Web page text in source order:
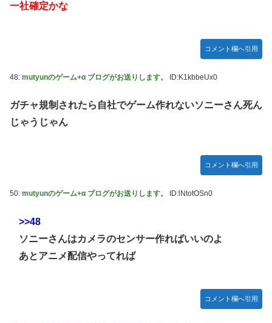
一社確定かな
コメント欄へ引用
48: mutyunのゲーム+α ブログがお送りします。 ID:K1kbbeUx0
ガチャ規制されたら自社でゲーム作れないソニーさん死ん
じゃうじゃん
コメント欄へ引用
50: mutyunのゲーム+α ブログがお送りします。 ID:lNtotOSn0
>>48
ソニーさんはカメラのセンサー作ればいいのよ
あとアニメ配信やってれば
コメント欄へ引用